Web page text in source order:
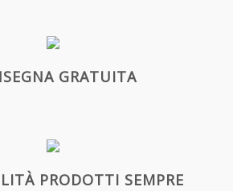
GRATUITA
PRODOTTI SEMPRE